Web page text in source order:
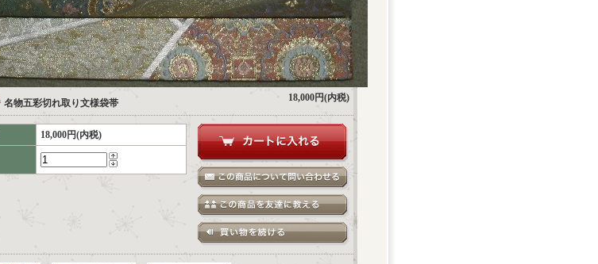
名物五彩切れ取り文様袋帯 18,000円(内税)
18,000円(内税)